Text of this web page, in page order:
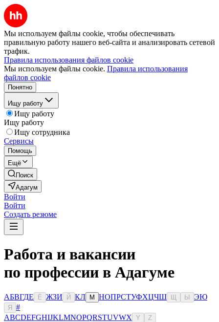
Мы используем файлы cookie, чтобы обеспечивать
правильную работу нашего веб-сайта и анализировать сетевой
трафик.
Правила использования файлов cookie
Мы используем файлы cookie. Правила использования
файлов cookie
Понятно
Ищу работу
Ищу работу
Ищу работу
Ищу сотрудника
Сервисы
Помощь
Ещё
Поиск
Адагум
Войти
Войти
Создать резюме
Работа и вакансии
по профессии в Адагуме
АБВГДЕ Ё ЖЗИ Й КЛ М НОПРСТУФХЦЧШ Ы ЭЮ
Я
#
ABCDEFGHIJKLMNOPQRSTUVWX Y Z